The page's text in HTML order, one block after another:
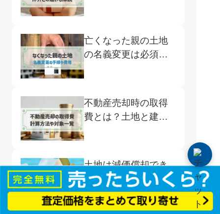
業者の見極め方も紹
介
亡くなった親の土地
の名義変更は必須！
登記の手順や費用ま
で詳しく解説
不動産売却時の取得
費とは？土地と建物
それぞれの計算方法
や対象となるもの一
覧
土地は減価償却でき
る？計算方法と節税
特例